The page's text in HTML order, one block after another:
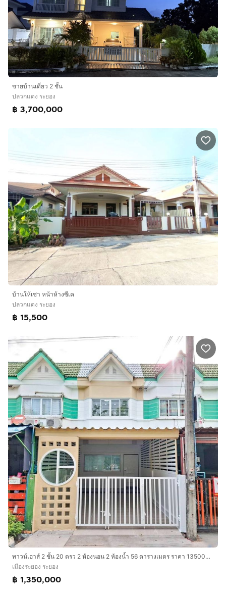
ขายบ้านเดี่ยว 2 ชั้น
ปลวกแดง ระยอง
฿ 3,700,000
บ้านให้เช่า หน้าห้างซีเค
ปลวกแดง ระยอง
฿ 15,500
ทาวน์เฮาส์ 2 ชั้น 20 ตรว 2 ห้องนอน 2 ห้องน้ำ 56 ตารางเมตร ราคา 1350000 บาท
เมืองระยอง ระยอง
฿ 1,350,000